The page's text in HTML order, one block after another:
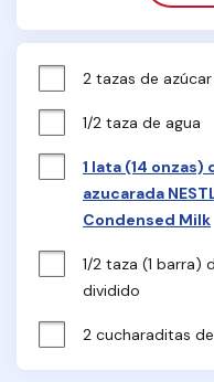
2 tazas de
1/2 taza de agua
1 lata (14
azucarada
Condensed Milk
1/2 taza (1 barra)
dividido
2 cucharaditas